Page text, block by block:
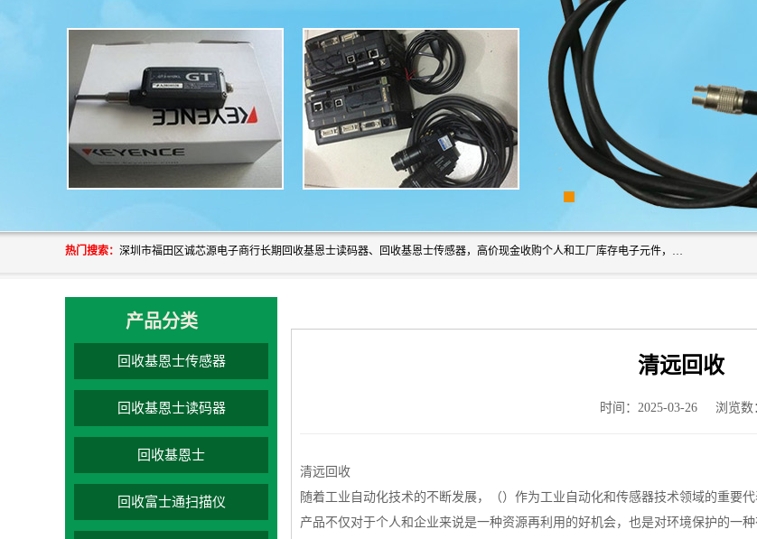
热门搜索： 深圳市福田区诚芯源电子商行长期回收基恩士读码器、回收基恩士传感器，高价现金收购个人和工厂库存电子元件，我们以努力处事、以诚信待人，能迅速为客户消化库存、减少仓储、回笼资金，我们交易灵活方便，现金支付，价格合 理，尽量满足客户的要求，提供一条龙服务。
产品分类
回收基恩士传感器
回收基恩士读码器
回收基恩士
回收富士通扫描仪
清远回收
时间：2025-03-26 浏览数
清远回收
随着工业自动化技术的不断发展，（）作为工业自动化和传感器技术领域的重要
产品不仅对于个人和企业来说是一种资源再利用的好机会，也是对环境保护的一